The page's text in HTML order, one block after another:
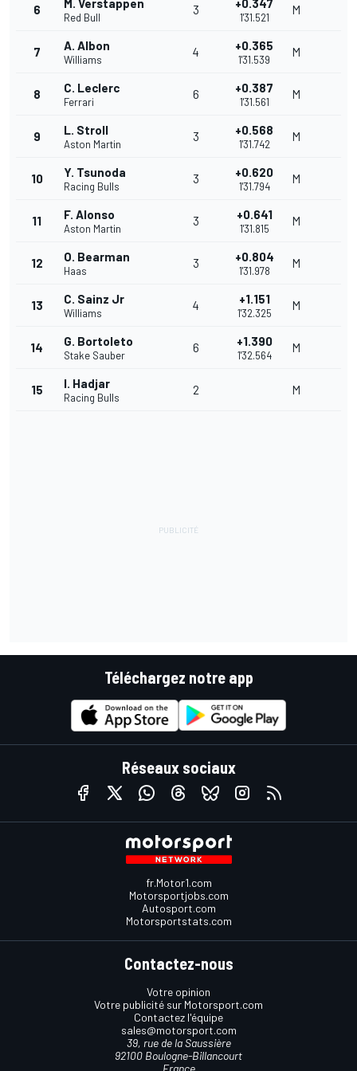
6 M. Verstappen
Red Bull
3 +0.347
1'31.521
M
7 A. Albon
Williams
4 +0.365
1'31.539
M
8 C. Leclerc
Ferrari
6 +0.387
1'31.561
M
9 L. Stroll
Aston Martin
3 +0.568
1'31.742
M
10 Y. Tsunoda
Racing Bulls
3 +0.620
1'31.794
M
11 F. Alonso
Aston Martin
3 +0.641
1'31.815
M
12 O. Bearman
Haas
3 +0.804
1'31.978
M
13 C. Sainz Jr
Williams
4 +1.151
1'32.325
M
14 G. Bortoleto
Stake Sauber
6 +1.390
1'32.564
M
15 I. Hadjar
Racing Bulls
2 M
Téléchargez notre app
Réseaux sociaux
fr.Motor1.com
Motorsportjobs.com
Autosport.com
Motorsportstats.com
Contactez-nous
Votre opinion
Votre publicité sur Motorsport.com
Contactez l'équipe
sales@motorsport.com
39, rue de la Saussière
92100 Boulogne-Billancourt
France